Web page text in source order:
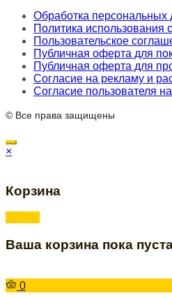
Обработка персональных
Политика использования
Пользовательское
Публичная оферта для
Публичная оферта для
Согласие на рекламу и
Согласие пользователя
© Все права защищены
×
Корзина
Ваша корзина пока
0